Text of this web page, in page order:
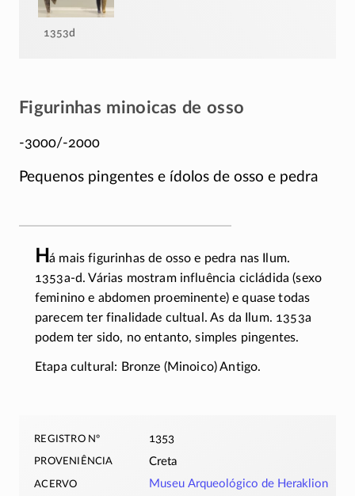
1353d
Figurinhas minoicas de osso
-3000/-2000
Pequenos pingentes e ídolos de osso e pedra
Há mais figurinhas de osso e pedra nas Ilum.
1353a-d. Várias mostram influência cicládida (sexo
feminino e abdomen proeminente) e quase todas
parecem ter finalidade cultual. As da Ilum. 1353a
podem ter sido, no entanto, simples pingentes.
Etapa cultural: Bronze (Minoico) Antigo.
registro nº 1353
proveniência Creta
acervo Museu Arqueológico de Heraklion